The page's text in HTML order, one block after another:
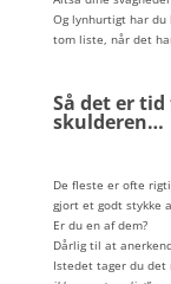
Og lynhurtigt har
tom liste, når det
Så det er
skulderen…
De fleste er ofte
gjort et godt stykke
Er du en af dem?
Dårlig til at
Istedet tager du det